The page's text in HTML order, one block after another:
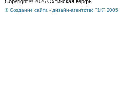
Copyright © 2026 Охтинская верфь
© Создание сайта - дизайн-агентство "1К" 2005